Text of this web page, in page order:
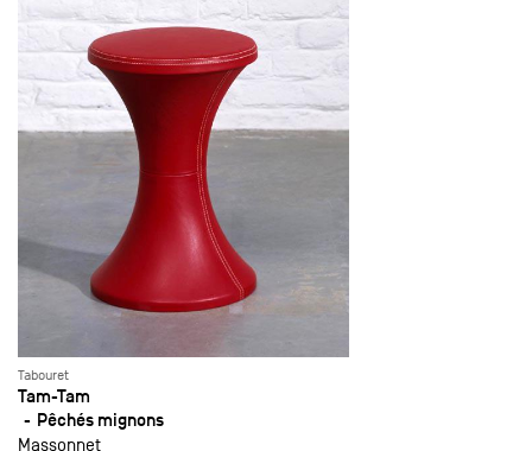
Tabouret
Tam-Tam
Pêchés mignons
Massonnet